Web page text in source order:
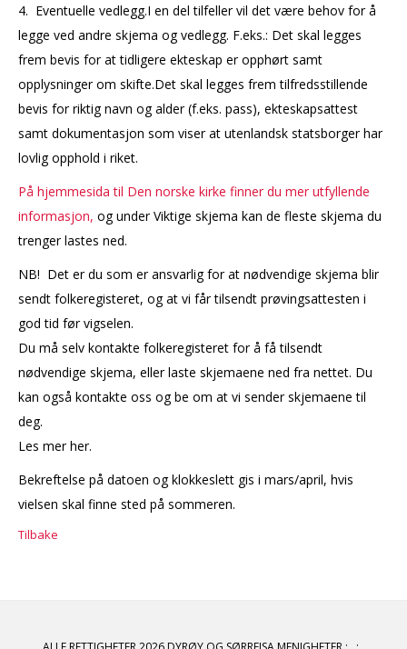
4. Eventuelle vedlegg.I en del tilfeller vil det være behov for å
legge ved andre skjema og vedlegg. F.eks.: Det skal legges
frem bevis for at tidligere ekteskap er opphørt samt
opplysninger om skifte.Det skal legges frem tilfredsstillende
bevis for riktig navn og alder (f.eks. pass), ekteskapsattest
samt dokumentasjon som viser at utenlandsk statsborger har
lovlig opphold i riket.
På hjemmesida til Den norske kirke finner du mer utfyllende
informasjon, og under Viktige skjema kan de fleste skjema du
trenger lastes ned.
NB! Det er du som er ansvarlig for at nødvendige skjema blir
sendt folkeregisteret, og at vi får tilsendt prøvingsattesten i
god tid før vigselen.
Du må selv kontakte folkeregisteret for å få tilsendt
nødvendige skjema, eller laste skjemaene ned fra nettet. Du
kan også kontakte oss og be om at vi sender skjemaene til
deg.
Les mer her.
Bekreftelse på datoen og klokkeslett gis i mars/april, hvis
vielsen skal finne sted på sommeren.
Tilbake